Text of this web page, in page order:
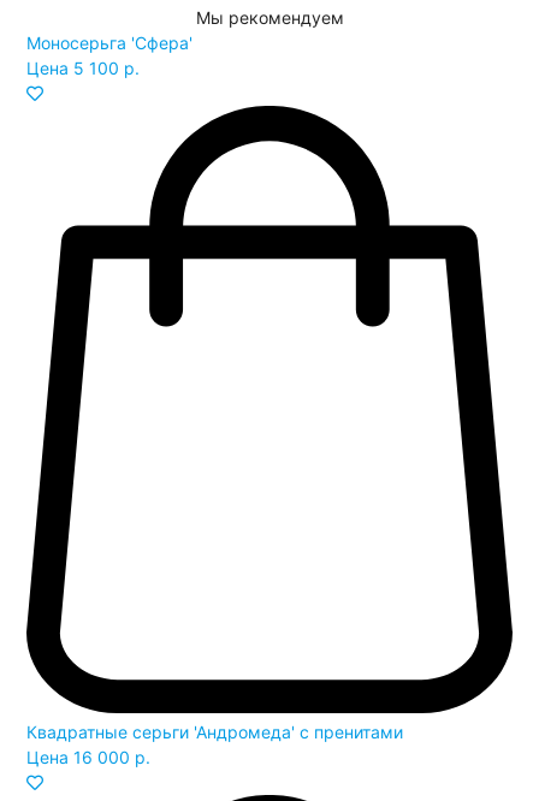
Мы рекомендуем
Моносерьга 'Сфера'
Цена 5 100 р.
Квадратные серьги 'Андромеда' с пренитами
Цена 16 000 р.